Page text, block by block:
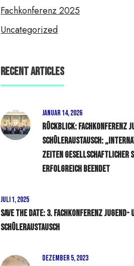
Fachkonferenz 2025
Uncategorized
Recent Articles
Januar 14, 2026
Rückblick: Fachkonferenz
Schüleraustausch:
Zeiten gesellschaftlicher
erfolgreich beendet
Juli 1, 2025
Save the Date: 3. Fachkonferenz Jugend-
Schüleraustausch
Dezember 5, 2023